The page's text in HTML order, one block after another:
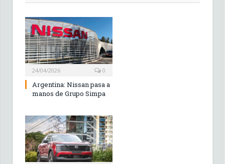
24/04/2026 0
Argentina: Nissan pasa a
manos de Grupo Simpa